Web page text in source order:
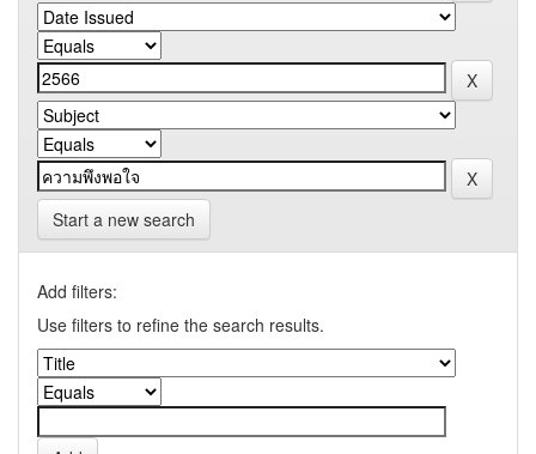
Start a new search
Add filters:
Use filters to refine the search results.